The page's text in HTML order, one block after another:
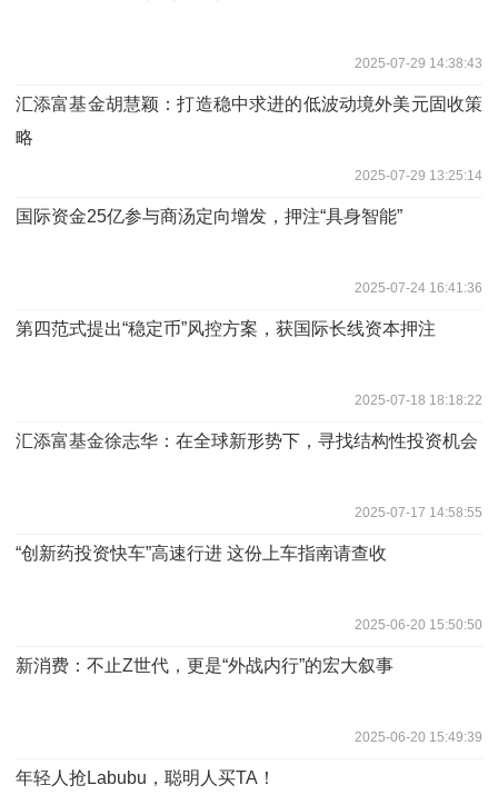
2025-07-29 14:38:43
汇添富基金胡慧颖：打造稳中求进的低波动境外美元固收策
略
2025-07-29 13:25:14
国际资金25亿参与商汤定向增发，押注“具身智能”
2025-07-24 16:41:36
第四范式提出“稳定币”风控方案，获国际长线资本押注
2025-07-18 18:18:22
汇添富基金徐志华：在全球新形势下，寻找结构性投资机会
2025-07-17 14:58:55
“创新药投资快车”高速行进 这份上车指南请查收
2025-06-20 15:50:50
新消费：不止Z世代，更是“外战内行”的宏大叙事
2025-06-20 15:49:39
年轻人抢Labubu，聪明人买TA！